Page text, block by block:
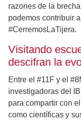
razones de la
podemos contribuir
#CerremosLaTijera.
Visitando
descifran la
Entre el #11F y el
investigadoras del
para compartir con
como científicas y